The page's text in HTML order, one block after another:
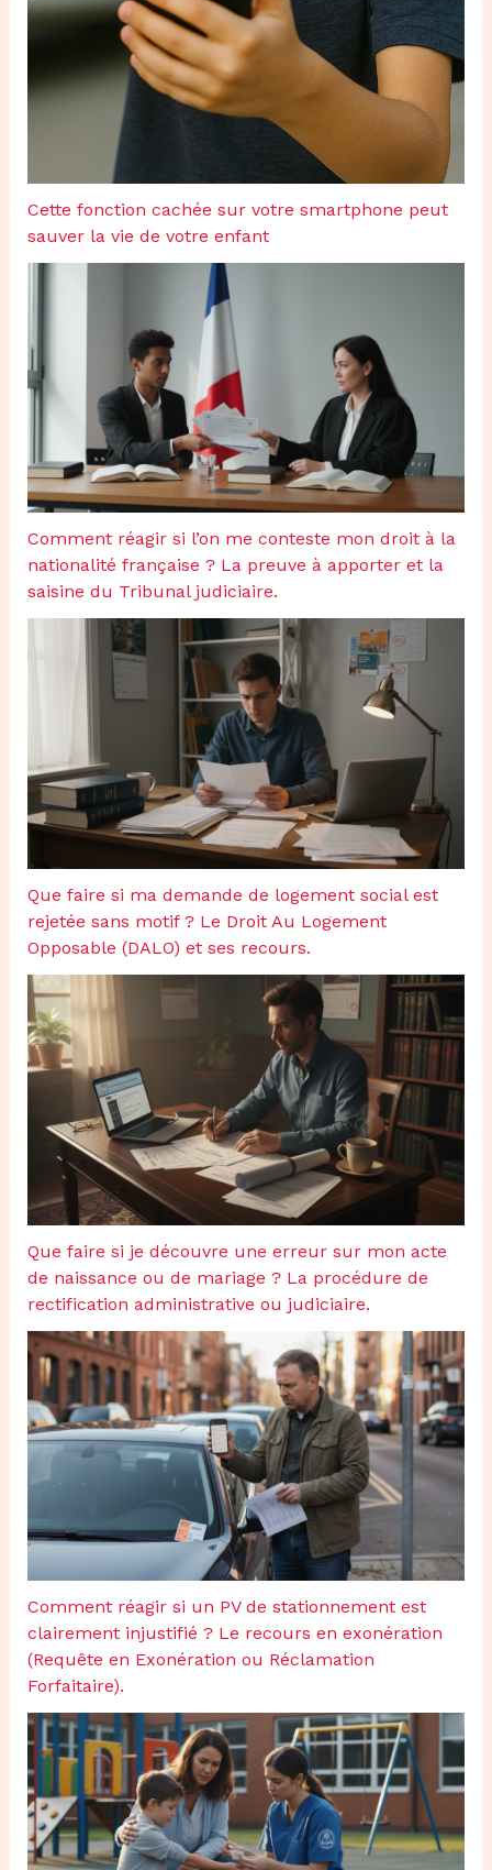
Cette fonction cachée sur votre smartphone peut
sauver la vie de votre enfant
Comment réagir si l’on me conteste mon droit à la
nationalité française ? La preuve à apporter et la
saisine du Tribunal judiciaire.
Que faire si ma demande de logement social est
rejetée sans motif ? Le Droit Au Logement
Opposable (DALO) et ses recours.
Que faire si je découvre une erreur sur mon acte
de naissance ou de mariage ? La procédure de
rectification administrative ou judiciaire.
Comment réagir si un PV de stationnement est
clairement injustifié ? Le recours en exonération
(Requête en Exonération ou Réclamation
Forfaitaire).